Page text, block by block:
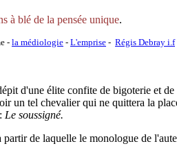
à blé de la pensée unique.
-la médiologie - L'emprise - Régis Debray i.f
d'une élite confite de bigoterie et
un tel chevalier qui ne quittera la
Le soussigné.
de laquelle le monologue de